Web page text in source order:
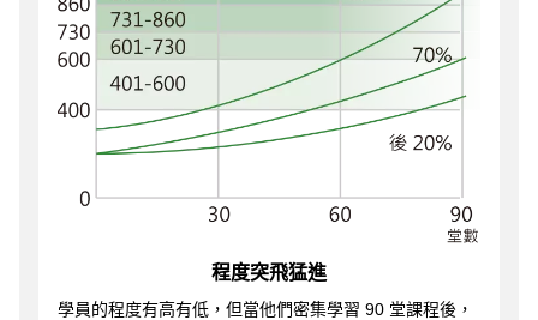
程度突飛猛進
學員的程度有高有低，但當他們密集學習 90 堂課程後，